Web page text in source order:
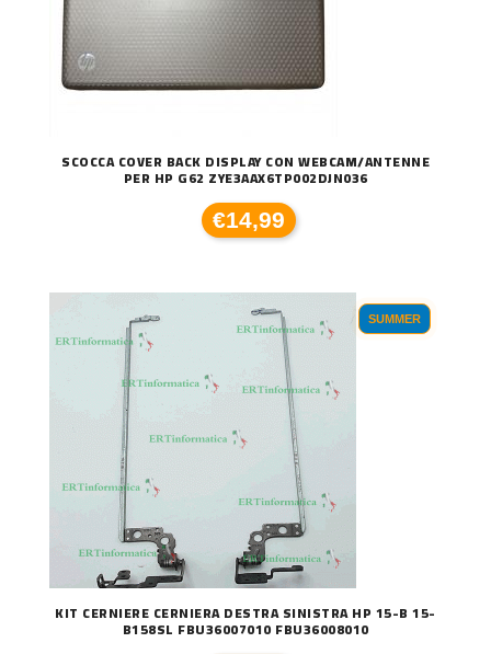
SCOCCA COVER BACK DISPLAY CON WEBCAM/ANTENNE
PER HP G62 ZYE3AAX6TP002DJN036
€14,99
SUMMER
KIT CERNIERE CERNIERA DESTRA SINISTRA HP 15-B 15-
B158SL FBU36007010 FBU36008010